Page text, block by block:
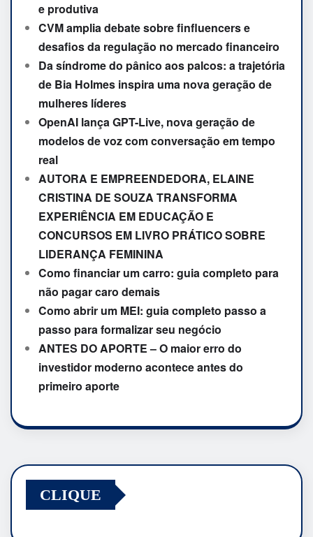
e produtiva
CVM amplia debate sobre finfluencers e
desafios da regulação no mercado financeiro
Da síndrome do pânico aos palcos: a trajetória
de Bia Holmes inspira uma nova geração de
mulheres líderes
OpenAI lança GPT-Live, nova geração de
modelos de voz com conversação em tempo
real
AUTORA E EMPREENDEDORA, ELAINE
CRISTINA DE SOUZA TRANSFORMA
EXPERIÊNCIA EM EDUCAÇÃO E
CONCURSOS EM LIVRO PRÁTICO SOBRE
LIDERANÇA FEMININA
Como financiar um carro: guia completo para
não pagar caro demais
Como abrir um MEI: guia completo passo a
passo para formalizar seu negócio
ANTES DO APORTE – O maior erro do
investidor moderno acontece antes do
primeiro aporte
CLIQUE